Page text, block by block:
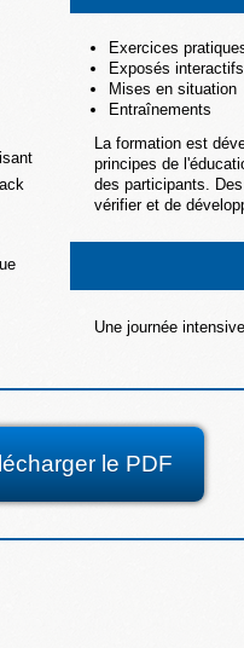
Exercices
Exposés interactifs
Mises en situation
Entraînements
La formation est
principes de
des participants.
vérifier et de
Une journée
le PDF